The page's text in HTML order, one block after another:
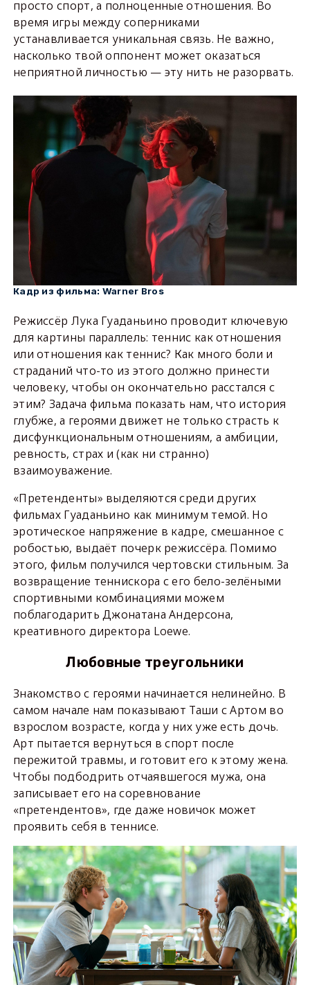
просто спорт, а полноценные отношения. Во
время игры между соперниками
устанавливается уникальная связь. Не важно,
насколько твой оппонент может оказаться
неприятной личностью — эту нить не разорвать.
Кадр из фильма: Warner Bros
Режиссёр Лука Гуаданьино проводит ключевую
для картины параллель: теннис как отношения
или отношения как теннис? Как много боли и
страданий что-то из этого должно принести
человеку, чтобы он окончательно расстался с
этим? Задача фильма показать нам, что история
глубже, а героями движет не только страсть к
дисфункциональным отношениям, а амбиции,
ревность, страх и (как ни странно)
взаимоуважение.
«Претенденты» выделяются среди других
фильмах Гуаданьино как минимум темой. Но
эротическое напряжение в кадре, смешанное с
робостью, выдаёт почерк режиссёра. Помимо
этого, фильм получился чертовски стильным. За
возвращение теннискора с его бело-зелёными
спортивными комбинациями можем
поблагодарить Джонатана Андерсона,
креативного директора Loewe.
Любовные треугольники
Знакомство с героями начинается нелинейно. В
самом начале нам показывают Таши с Артом во
взрослом возрасте, когда у них уже есть дочь.
Арт пытается вернуться в спорт после
пережитой травмы, и готовит его к этому жена.
Чтобы подбодрить отчаявшегося мужа, она
записывает его на соревнование
«претендентов», где даже новичок может
проявить себя в теннисе.